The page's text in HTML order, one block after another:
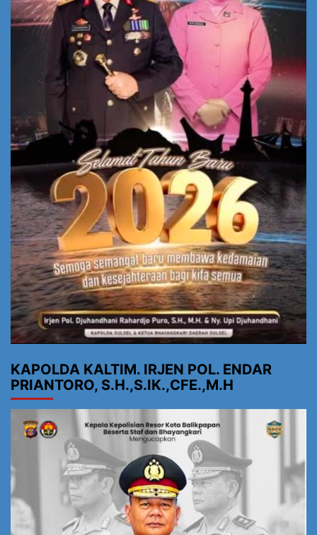
KAPOLDA KALTIM. IRJEN POL. ENDAR
PRIANTORO, S.H.,S.IK.,CFE.,M.H